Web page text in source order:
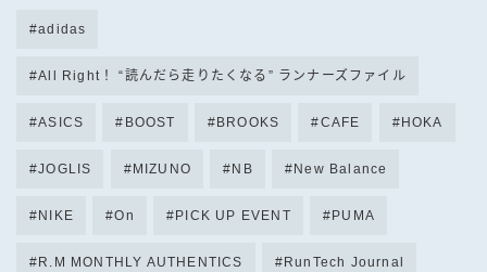
adidas
All Right！ “読んだら走りたくなる” ランナーズファイル
ASICS BOOST BROOKS CAFE HOKA
JOGLIS MIZUNO NB New Balance
NIKE On PICK UP EVENT PUMA
R.M MONTHLY AUTHENTICS RunTech Journal